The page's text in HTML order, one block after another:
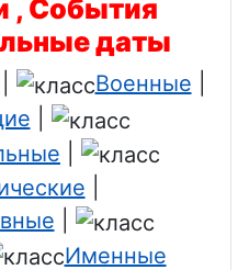
, События
даты
Военные
Именные